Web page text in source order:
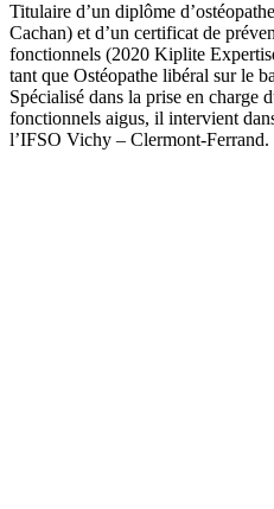
Titulaire d’un diplôme
Cachan) et d’un certificat de
fonctionnels (2020 Kiplite
tant que Ostéopathe libéral sur le
Spécialisé dans la prise en charge
fonctionnels aigus, il intervient
l’IFSO Vichy – Clermont-Ferrand.